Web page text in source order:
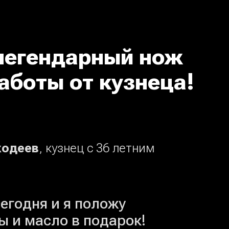
и я положу
и масло в подарок!
, кузнец с 36 летним
нож
от кузнеца!